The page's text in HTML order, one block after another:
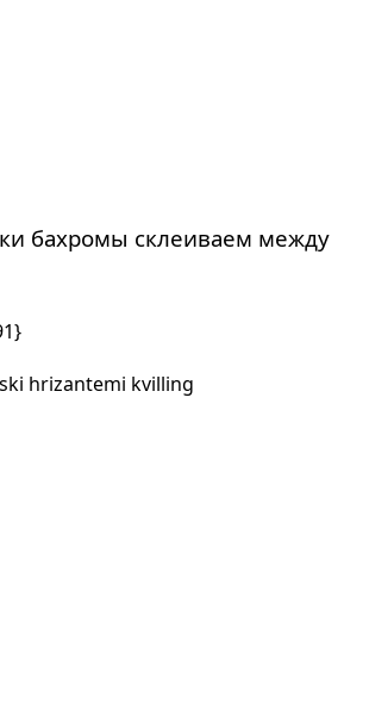
бахромы склеиваем между